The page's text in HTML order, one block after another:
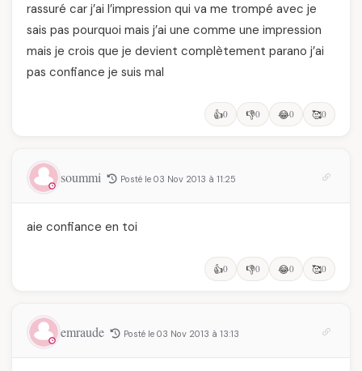
rassuré car j’ai l’impression qui va me trompé avec je
sais pas pourquoi mais j’ai une comme une impression
mais je crois que je devient complètement parano j’ai
pas confiance je suis mal
👍0 👎0 😂0 🥰0
soummi Posté le 03 Nov 2013 à 11:25
aie confiance en toi
👍0 👎0 😂0 🥰0
emraude Posté le 03 Nov 2013 à 13:13